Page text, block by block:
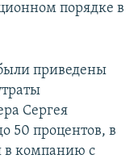
порядке в
приведены
Сергея
50 процентов, в
в компанию с